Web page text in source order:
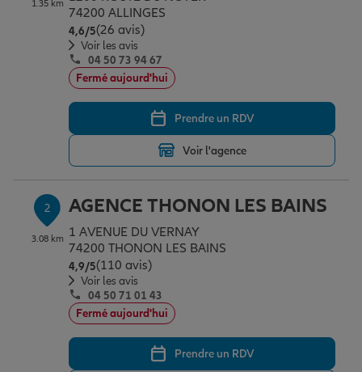
Assurance emprunteur
Prévoyance et dépendance
Assurance animal de compagnie
Protection de la famille
Protection juridique
Épargne & retraite
Plan épargne retraite
Assurance vie
Placements financiers
Investissements immobiliers
Transmission
Vos projets
Partir en vacances
Déménager
Changer de voiture
Départ à la retraite
Conseil assurance
Outre-mer
Assurance auto
Assurance habitation
Professionnels
Allianz en France
1.35 km
74200 ALLINGES
4,6/5Note de 4.6 sur 5
(26 avis)
Voir les avis
04 50 73 94 67
Fermé aujourd'hui
Prendre un RDV
Voir l'agence
2
3.08 km
AGENCE THONON LES BAINS
1 AVENUE DU VERNAY
74200 THONON LES BAINS
4,9/5Note de 4.9 sur 5
(110 avis)
Voir les avis
04 50 71 01 43
Fermé aujourd'hui
Prendre un RDV